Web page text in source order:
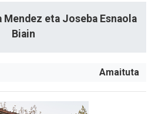
eta Joseba Esnaola
Biain
Amaituta